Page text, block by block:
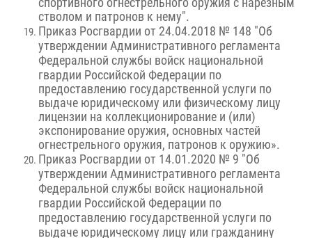
стволом и патронов к нему".
Приказ Росгвардии от 24.04.2018 № 148 "Об
утверждении Административного регламента
Федеральной службы войск национальной
гвардии Российской Федерации по
предоставлению государственной услуги по
выдаче юридическому или физическому лицу
лицензии на коллекционирование и (или)
экспонирование оружия, основных частей
огнестрельного оружия, патронов к оружию».
Приказ Росгвардии от 14.01.2020 № 9 "Об
утверждении Административного регламента
Федеральной службы войск национальной
гвардии Российской Федерации по
предоставлению государственной услуги по
выдаче юридическому лицу или гражданину